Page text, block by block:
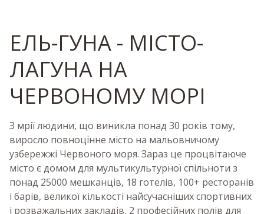
ЕЛЬ-ГУНА - МІСТО-
ЛАГУНА НА
ЧЕРВОНОМУ МОРІ
З мрії людини, що виникла понад 30 років тому,
виросло повноцінне місто на мальовничому
узбережжі Червоного моря. Зараз це процвітаюче
місто є домом для мультикультурної спільноти з
понад 25000 мешканців, 18 готелів, 100+ ресторанів
і барів, великої кількості найсучасніших спортивних
і розважальних закладів, 2 професійних полів для